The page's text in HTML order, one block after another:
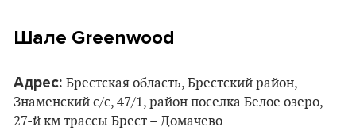
Шале Greenwood
Адрес: Брестская область, Брестский район,
Знаменский с/с, 47/1, район поселка Белое озеро,
27-й км трассы Брест – Домачево